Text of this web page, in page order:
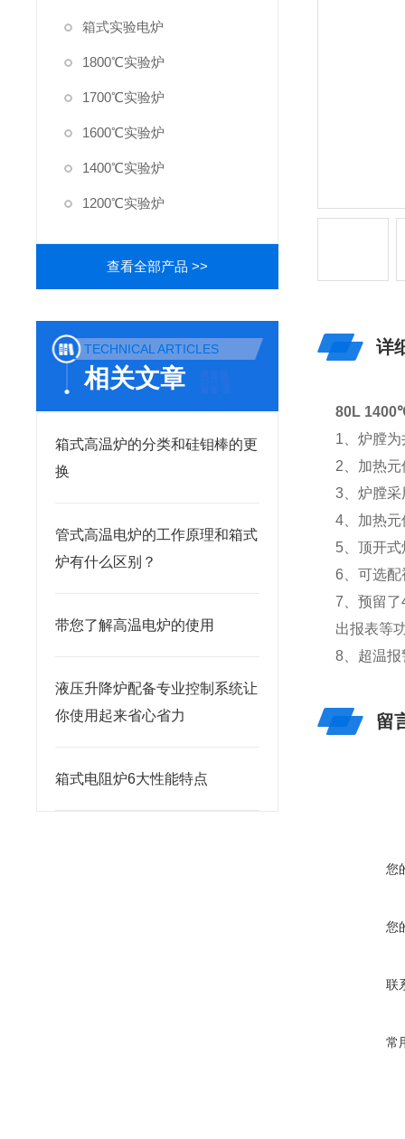
箱式实验电炉
1800℃实验炉
1700℃实验炉
1600℃实验炉
1400℃实验炉
1200℃实验炉
查看全部产品 >>
TECHNICAL ARTICLES
相关文章
箱式高温炉的分类和硅钼棒的更
换
管式高温电炉的工作原理和箱式
炉有什么区别？
带您了解高温电炉的使用
液压升降炉配备专业控制系统让
你使用起来省心省力
箱式电阻炉6大性能特点
详
80L
1、炉膛
2、加热
3、炉膛
4、加热
5、顶开
6、可选
7、预留
出报表等
8、超温
留
您
您
联
常